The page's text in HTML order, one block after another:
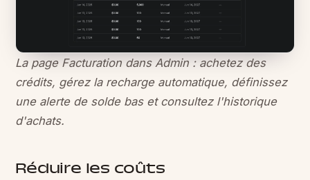
La page Facturation dans Admin : achetez des
crédits, gérez la recharge automatique, définissez
une alerte de solde bas et consultez l'historique
d'achats.
Réduire les coûts